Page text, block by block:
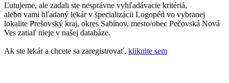
Ľutujeme, ale zadali ste nesprávne vyhľadávacie kritériá,
alebo vami hľadaný lekár v špecializácii Logopéd vo vybranej
lokalite Prešovský kraj, okres Sabinov, mesto/obec Pečovská Nová
Ves zatiaľ nieje v našej databáze.
Ak ste lekár a chcete sa zaregistrovať, kliknite sem